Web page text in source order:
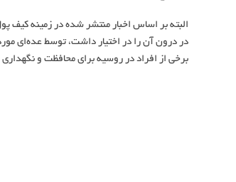
البته بر اساس اخبار منتشر شده در زمینه
در درون آن را در اختیار داشت، توسط عده‌ای
برخی از افراد در روسیه برای محافظت و